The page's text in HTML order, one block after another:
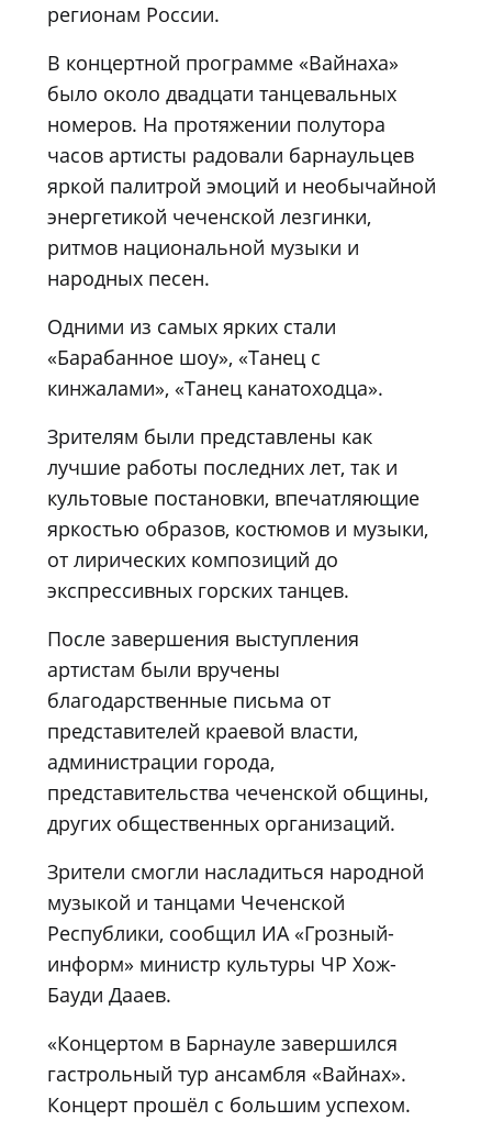
регионам России.
В концертной программе «Вайнаха»
было около двадцати танцевальных
номеров. На протяжении полутора
часов артисты радовали барнаульцев
яркой палитрой эмоций и необычайной
энергетикой чеченской лезгинки,
ритмов национальной музыки и
народных песен.
Одними из самых ярких стали
«Барабанное шоу», «Танец с
кинжалами», «Танец канатоходца».
Зрителям были представлены как
лучшие работы последних лет, так и
культовые постановки, впечатляющие
яркостью образов, костюмов и музыки,
от лирических композиций до
экспрессивных горских танцев.
После завершения выступления
артистам были вручены
благодарственные письма от
представителей краевой власти,
администрации города,
представительства чеченской общины,
других общественных организаций.
Зрители смогли насладиться народной
музыкой и танцами Чеченской
Республики, сообщил ИА «Грозный-
информ» министр культуры ЧР Хож-
Бауди Дааев.
«Концертом в Барнауле завершился
гастрольный тур ансамбля «Вайнах».
Концерт прошёл с большим успехом.